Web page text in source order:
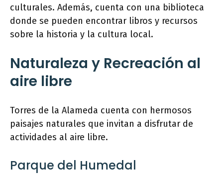
culturales. Además, cuenta con una biblioteca
donde se pueden encontrar libros y recursos
sobre la historia y la cultura local.
Naturaleza y Recreación al
aire libre
Torres de la Alameda cuenta con hermosos
paisajes naturales que invitan a disfrutar de
actividades al aire libre.
Parque del Humedal